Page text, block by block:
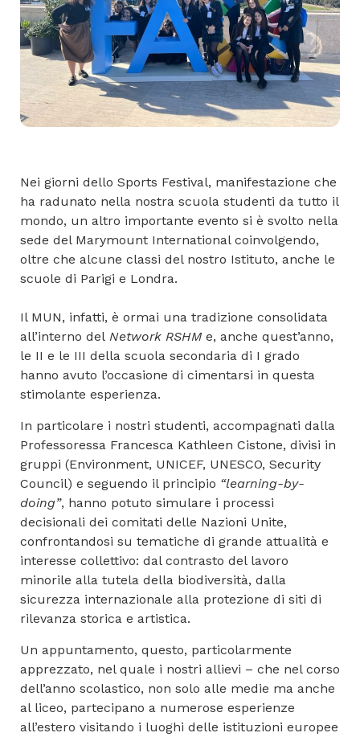
Nei giorni dello Sports Festival, manifestazione che
ha radunato nella nostra scuola studenti da tutto il
mondo, un altro importante evento si è svolto nella
sede del Marymount International coinvolgendo,
oltre che alcune classi del nostro Istituto, anche le
scuole di Parigi e Londra.
Il MUN, infatti, è ormai una tradizione consolidata
all’interno del Network RSHM e, anche quest’anno,
le II e le III della scuola secondaria di I grado
hanno avuto l’occasione di cimentarsi in questa
stimolante esperienza.
In particolare i nostri studenti, accompagnati dalla
Professoressa Francesca Kathleen Cistone, divisi in
gruppi (Environment, UNICEF, UNESCO, Security
Council) e seguendo il principio “learning-by-
doing”, hanno potuto simulare i processi
decisionali dei comitati delle Nazioni Unite,
confrontandosi su tematiche di grande attualità e
interesse collettivo: dal contrasto del lavoro
minorile alla tutela della biodiversità, dalla
sicurezza internazionale alla protezione di siti di
rilevanza storica e artistica.
Un appuntamento, questo, particolarmente
apprezzato, nel quale i nostri allievi – che nel corso
dell’anno scolastico, non solo alle medie ma anche
al liceo, partecipano a numerose esperienze
all’estero visitando i luoghi delle istituzioni europee